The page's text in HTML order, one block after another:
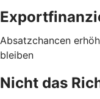
Absatzchancen
bleiben
Nicht das